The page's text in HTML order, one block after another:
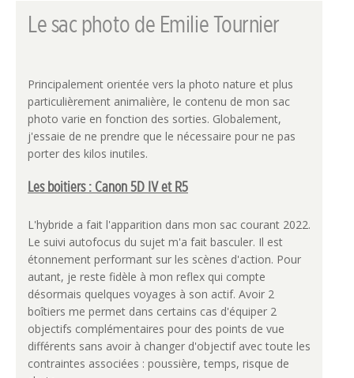
Le sac photo de Emilie Tournier
Principalement orientée vers la photo nature et plus
particulièrement animalière, le contenu de mon sac
photo varie en fonction des sorties. Globalement,
j'essaie de ne prendre que le nécessaire pour ne pas
porter des kilos inutiles.
Les boitiers : Canon 5D IV et R5
L'hybride a fait l'apparition dans mon sac courant 2022.
Le suivi autofocus du sujet m'a fait basculer. Il est
étonnement performant sur les scènes d'action. Pour
autant, je reste fidèle à mon reflex qui compte
désormais quelques voyages à son actif. Avoir 2
boîtiers me permet dans certains cas d'équiper 2
objectifs complémentaires pour des points de vue
différents sans avoir à changer d'objectif avec toute les
contraintes associées : poussière, temps, risque de